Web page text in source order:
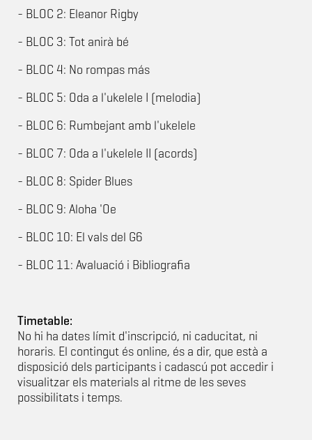
- BLOC 2: Eleanor Rigby
- BLOC 3: Tot anirà bé
- BLOC 4: No rompas más
- BLOC 5: Oda a l'ukelele I (melodia)
- BLOC 6: Rumbejant amb l'ukelele
- BLOC 7: Oda a l'ukelele II (acords)
- BLOC 8: Spider Blues
- BLOC 9: Aloha 'Oe
- BLOC 10: El vals del G6
- BLOC 11: Avaluació i Bibliografia
Timetable:
No hi ha dates límit d'inscripció, ni caducitat, ni
horaris. El contingut és online, és a dir, que està a
disposició dels participants i cadascú pot accedir i
visualitzar els materials al ritme de les seves
possibilitats i temps.